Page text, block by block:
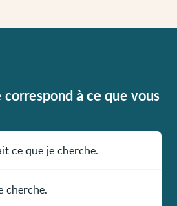
à ce que vous
ce que je cherche.
cherche.